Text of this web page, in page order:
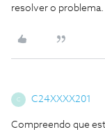
resolver o problema.
C C24XXXX201
Compreendo que